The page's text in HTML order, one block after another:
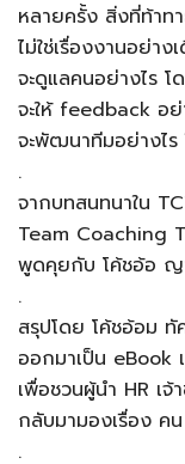
หลายครั้ง สิ่งที่ท้าท
ไม่ใช่เรื่องงานอย่า
จะดูแลคนอย่างไร โ
จะให้ feedback อ
จะพัฒนาทีมอย่างไร
.
จากบทสนทนาใน
Team Coaching
พูดคุยกับ โค้ชอ้อ
.
สรุปโดย โค้ชอ้อม ทั
ออกมาเป็น eBook
เพื่อชวนผู้นำ HR เ
กลับมามองเรื่อง ค
.